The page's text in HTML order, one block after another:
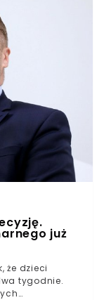
się
i zdrowia
tuż
już
że dzieci
tygodnie.